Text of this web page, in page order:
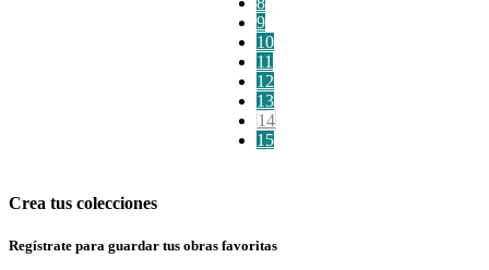
9
10
11
12
13
14
15
Crea tus colecciones
Regístrate para guardar tus obras favoritas